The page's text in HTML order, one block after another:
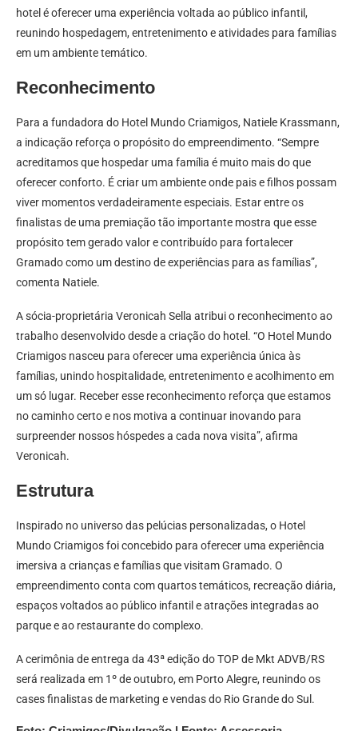
hotel é oferecer uma experiência voltada ao público infantil,
reunindo hospedagem, entretenimento e atividades para famílias
em um ambiente temático.
Reconhecimento
Para a fundadora do Hotel Mundo Criamigos, Natiele Krassmann,
a indicação reforça o propósito do empreendimento. “Sempre
acreditamos que hospedar uma família é muito mais do que
oferecer conforto. É criar um ambiente onde pais e filhos possam
viver momentos verdadeiramente especiais. Estar entre os
finalistas de uma premiação tão importante mostra que esse
propósito tem gerado valor e contribuído para fortalecer
Gramado como um destino de experiências para as famílias”,
comenta Natiele.
A sócia-proprietária Veronicah Sella atribui o reconhecimento ao
trabalho desenvolvido desde a criação do hotel. “O Hotel Mundo
Criamigos nasceu para oferecer uma experiência única às
famílias, unindo hospitalidade, entretenimento e acolhimento em
um só lugar. Receber esse reconhecimento reforça que estamos
no caminho certo e nos motiva a continuar inovando para
surpreender nossos hóspedes a cada nova visita”, afirma
Veronicah.
Estrutura
Inspirado no universo das pelúcias personalizadas, o Hotel
Mundo Criamigos foi concebido para oferecer uma experiência
imersiva a crianças e famílias que visitam Gramado. O
empreendimento conta com quartos temáticos, recreação diária,
espaços voltados ao público infantil e atrações integradas ao
parque e ao restaurante do complexo.
A cerimônia de entrega da 43ª edição do TOP de Mkt ADVB/RS
será realizada em 1º de outubro, em Porto Alegre, reunindo os
cases finalistas de marketing e vendas do Rio Grande do Sul.